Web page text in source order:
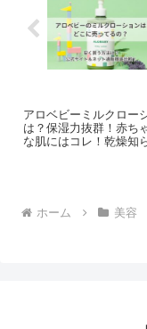
アロベビーミルクロー
は？保湿力抜群！赤ち
な肌にはコレ！乾燥知
ホーム 美容